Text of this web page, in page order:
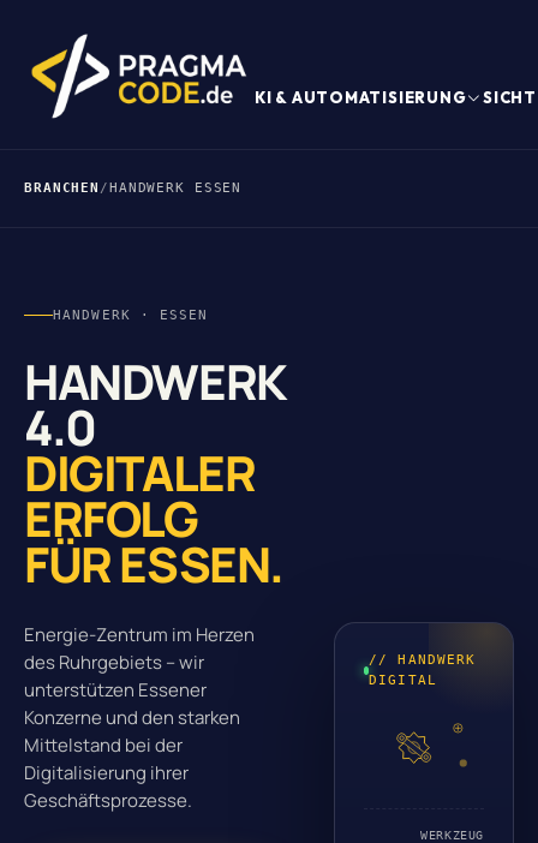
KI & AUTOMATISIERUNG
BRANCHEN /HANDWERK ESSEN
HANDWERK · ESSEN
HANDWERK
4.0
DIGITALER
ERFOLG
FÜR ESSEN.
Energie-Zentrum im Herzen
des Ruhrgebiets – wir
unterstützen Essener
Konzerne und den starken
Mittelstand bei der
Digitalisierung ihrer
Geschäftsprozesse.
// HANDWERK
DIGITAL
WERKZEUG